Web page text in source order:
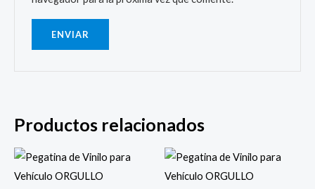
Productos relacionados